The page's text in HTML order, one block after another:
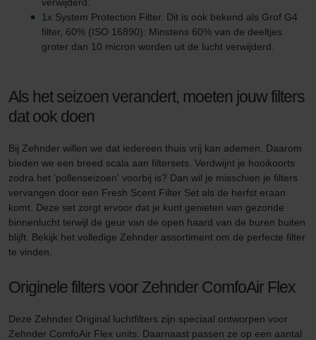
Zehnder Polska Sp. z o.o.: Oświadczenie o ochronie
danych Zehnder
Zehnder Group UK Limited: Privacy Policy
1x System Protection Filter. Dit is ook bekend als Grof G4
filter, 60% (ISO 16890): Minstens 60% van de deeltjes
groter dan 10 micron worden uit de lucht verwijderd.
Als het seizoen verandert, moeten jouw filters
dat ook doen
Bij Zehnder willen we dat iedereen thuis vrij kan ademen. Daarom
bieden we een breed scala aan filtersets. Verdwijnt je hooikoorts
zodra het 'pollenseizoen' voorbij is? Dan wil je misschien je filters
vervangen door een Fresh Scent Filter Set als de herfst eraan
komt. Deze set zorgt ervoor dat je kunt genieten van gezonde
binnenlucht terwijl de geur van de open haard van de buren buiten
blijft. Bekijk het volledige Zehnder assortiment om de perfecte filter
te vinden.
Originele filters voor Zehnder ComfoAir Flex
Deze Zehnder Original luchtfilters zijn speciaal ontworpen voor
Zehnder ComfoAir Flex units. Daarnaast passen ze op een aantal